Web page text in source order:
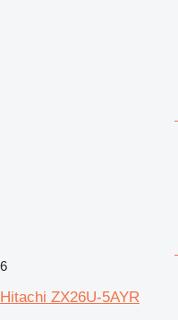
6
Hitachi ZX26U-5AYR